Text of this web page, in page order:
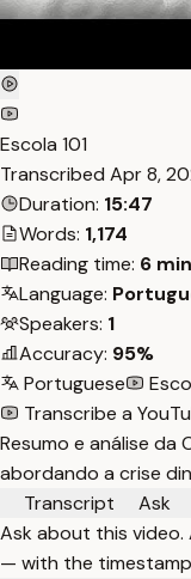
Escola 101
Transcribed Apr 8,
Duration: 15:47
Words: 1,174
Reading time: 6 min
Language:
Speakers: 1
Accuracy: 95%
Portuguese
Transcribe a
Resumo e análise da
abordando a crise
Transcript
Ask
Ask about this
— with the